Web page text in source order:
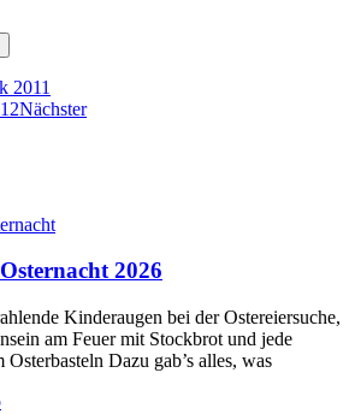
2011
Nächster
2026
Kinderaugen bei der Ostereiersuche,
am Feuer mit Stockbrot und jede
Dazu gab’s alles, was